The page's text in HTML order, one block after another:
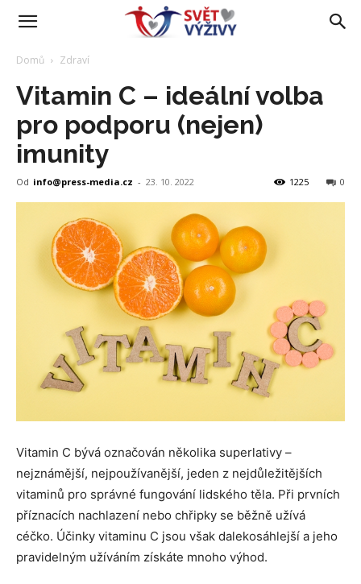
Domů Zdraví
Vitamin C – ideální volba
pro podporu (nejen)
imunity
Od info@press-media.cz - 23. 10. 2022 0
1225
Vitamin C bývá označován několika superlativy –
nejznámější, nejpoužívanější, jeden z nejdůležitějších
vitaminů pro správné fungování lidského těla. Při prvních
příznacích nachlazení nebo chřipky se běžně užívá
céčko. Účinky vitaminu C jsou však dalekosáhlejší a jeho
pravidelným užíváním získáte mnoho výhod.